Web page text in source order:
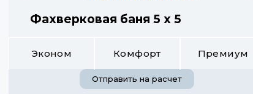
Фахверковая баня 5 х 5
Эконом Комфорт Премиум
Отправить на расчет